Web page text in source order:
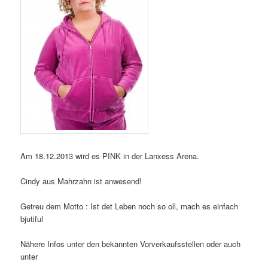
Am 18.12.2013 wird es PINK in der Lanxess Arena.
Cindy aus Mahrzahn ist anwesend!
Getreu dem Motto : Ist det Leben noch so oll, mach es einfach
bjutiful
Nähere Infos unter den bekannten Vorverkaufsstellen oder auch
unter